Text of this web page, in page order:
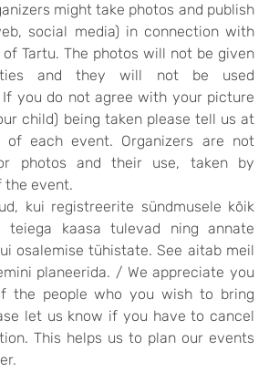
might take photos and publish
social media) in connection with
Tartu. The photos will not be given
and they will not be used
you do not agree with your picture
child) being taken please tell us at
of each event. Organizers are not
photos and their use, taken by
the event.
kui registreerite sündmusele kõik
teiega kaasa tulevad ning annate
osalemise tühistate. See aitab meil
planeerida. / We appreciate you
the people who you wish to bring
let us know if you have to cancel
This helps us to plan our events